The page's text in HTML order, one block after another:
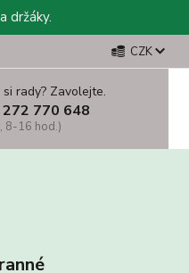
držáky.
CZK
rady? Zavolejte.
770 648
8-16 hod.)